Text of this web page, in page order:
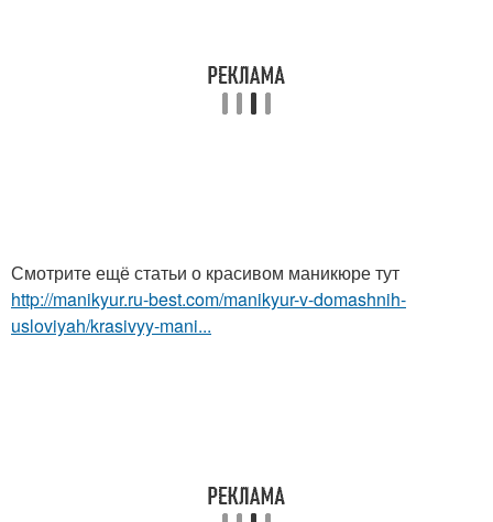
Смотрите ещё статьи о красивом маникюре тут
http://manikyur.ru-best.com/manikyur-v-domashnih-
usloviyah/krasivyy-mani...